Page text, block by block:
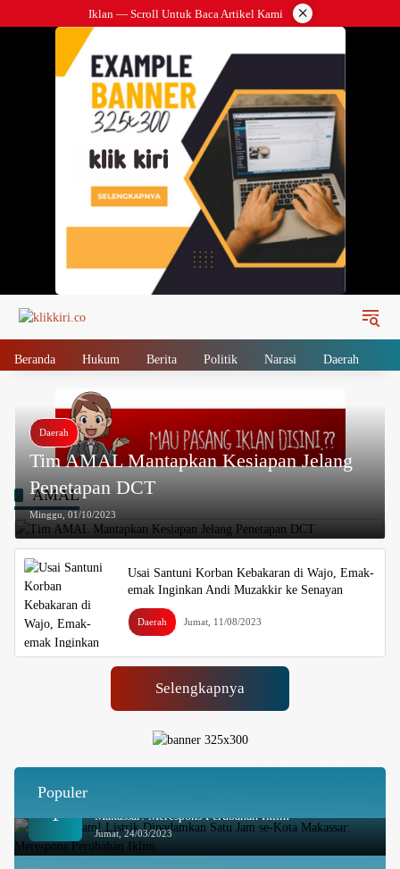
ke
Iklan — Scroll Untuk Baca Artikel Kami ×
Beranda Hukum Berita Politik Narasi Daerah
AMAL
Daerah
Tim AMAL Mantapkan Kesiapan Jelang
Penetapan DCT
Minggu, 01/10/2023
Usai Santuni Korban Kebakaran di Wajo, Emak-
emak Inginkan Andi Muzakkir ke Senayan
Daerah Jumat, 11/08/2023
Selengkapnya
Populer
1
Makassar: Merespons Perubahan Iklim
Jumat, 24/03/2023